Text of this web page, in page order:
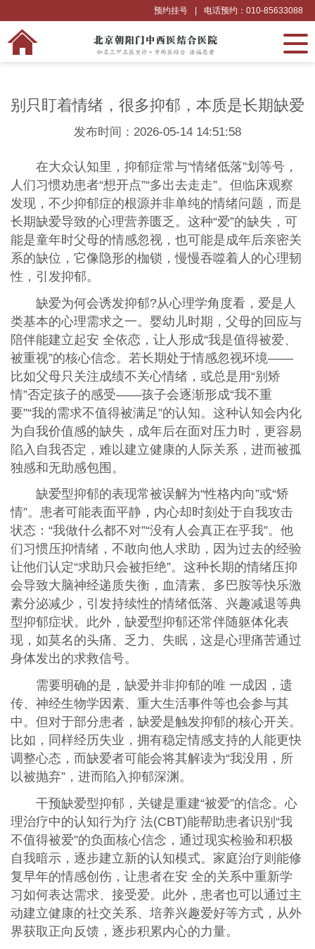
电话预约：010-85633088
预约挂号
别只盯着情绪，很多抑郁，本质是长期缺爱
发布时间：2026-05-14 14:51:58
在大众认知里，抑郁症常与“情绪低落”划等号，
人们习惯劝患者“想开点”“多出去走走”。但临床观察
发现，不少抑郁症的根源并非单纯的情绪问题，而是
长期缺爱导致的心理营养匮乏。这种“爱”的缺失，可
能是童年时父母的情感忽视，也可能是成年后亲密关
系的缺位，它像隐形的枷锁，慢慢吞噬着人的心理韧
性，引发抑郁。
缺爱为何会诱发抑郁?从心理学角度看，爱是人
类基本的心理需求之一。婴幼儿时期，父母的回应与
陪伴能建立起安 全依恋，让人形成“我是值得被爱、
被重视”的核心信念。若长期处于情感忽视环境——
比如父母只关注成绩不关心情绪，或总是用“别矫
情”否定孩子的感受——孩子会逐渐形成“我不重
要”“我的需求不值得被满足”的认知。这种认知会内化
为自我价值感的缺失，成年后在面对压力时，更容易
陷入自我否定，难以建立健康的人际关系，进而被孤
独感和无助感包围。
缺爱型抑郁的表现常被误解为“性格内向”或“矫
情”。患者可能表面平静，内心却时刻处于自我攻击
状态：“我做什么都不对”“没有人会真正在乎我”。他
们习惯压抑情绪，不敢向他人求助，因为过去的经验
让他们认定“求助只会被拒绝”。这种长期的情绪压抑
会导致大脑神经递质失衡，血清素、多巴胺等快乐激
素分泌减少，引发持续性的情绪低落、兴趣减退等典
型抑郁症状。此外，缺爱型抑郁还常伴随躯体化表
现，如莫名的头痛、乏力、失眠，这是心理痛苦通过
身体发出的求救信号。
需要明确的是，缺爱并非抑郁的唯 一成因，遗
传、神经生物学因素、重大生活事件等也会参与其
中。但对于部分患者，缺爱是触发抑郁的核心开关。
比如，同样经历失业，拥有稳定情感支持的人能更快
调整心态，而缺爱者可能会将其解读为“我没用，所
以被抛弃”，进而陷入抑郁深渊。
干预缺爱型抑郁，关键是重建“被爱”的信念。心
理治疗中的认知行为疗 法(CBT)能帮助患者识别“我
不值得被爱”的负面核心信念，通过现实检验和积极
自我暗示，逐步建立新的认知模式。家庭治疗则能修
复早年的情感创伤，让患者在安 全的关系中重新学
习如何表达需求、接受爱。此外，患者也可以通过主
动建立健康的社交关系、培养兴趣爱好等方式，从外
界获取正向反馈，逐步积累内心的力量。